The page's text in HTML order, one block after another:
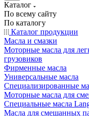
Каталог
По всему сайту
По каталогу
Каталог продукции
Масла и смазки
Моторные масла для
грузовиков
Фирменные масла
Универсальные масла
Специализированные
Моторные масла для
Специальные масла
Масла для смешанных